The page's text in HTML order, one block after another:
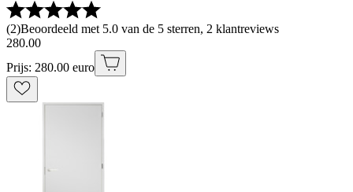
(2)Beoordeeld met 5.0 van de 5 sterren, 2 klantreviews
280.00
Prijs: 280.00 euro